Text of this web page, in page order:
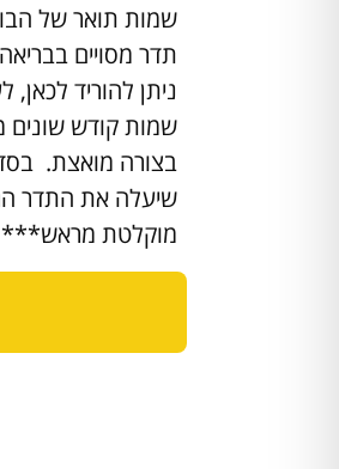
שמות תואר של
תדר מסויים
ניתן להוריד
שמות קודש שונים
בצורה מואצת.
שיעלה את התדר
מוקלטת מראש***